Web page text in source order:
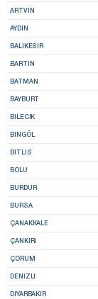
ARTVIN
AYDIN
BALIKESIR
BARTIN
BATMAN
BAYBURT
BILECIK
BINGÖL
BITLIS
BOLU
BURDUR
BURSA
ÇANAKKALE
ÇANKIRI
ÇORUM
DENIZLI
DIYARBAKIR